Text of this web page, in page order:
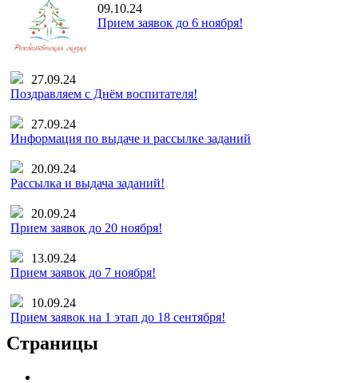
09.10.24
Прием заявок до 6 ноября!
27.09.24
Поздравляем с Днём воспитателя!
27.09.24
Информация по выдаче и рассылке заданий
20.09.24
Рассылка и выдача заданий!
20.09.24
Прием заявок до 20 ноября!
13.09.24
Прием заявок до 7 ноября!
10.09.24
Прием заявок на 1 этап до 18 сентября!
Страницы